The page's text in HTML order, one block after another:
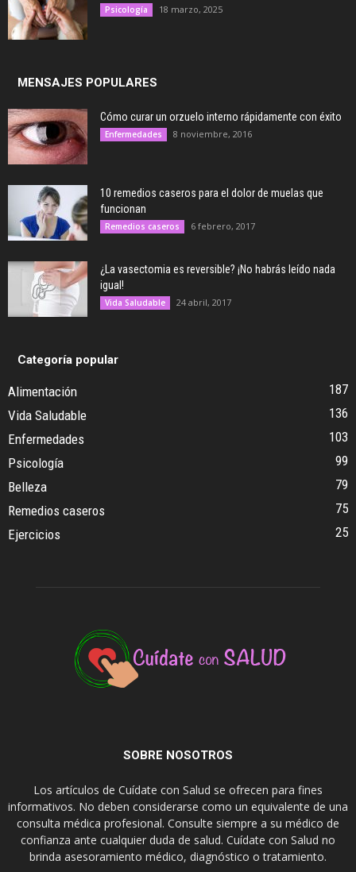
Psicología 18 marzo, 2025
MENSAJES POPULARES
Cómo curar un orzuelo interno rápidamente con éxito
Enfermedades 8 noviembre, 2016
10 remedios caseros para el dolor de muelas que
funcionan
Remedios caseros 6 febrero, 2017
¿La vasectomia es reversible? ¡No habrás leído nada
igual!
Vida Saludable 24 abril, 2017
Categoría popular
Alimentación
187
Vida Saludable
136
Enfermedades
103
Psicología
99
Belleza
79
Remedios caseros
75
Ejercicios
25
SOBRE NOSOTROS
Los artículos de Cuídate con Salud se ofrecen para fines
informativos. No deben considerarse como un equivalente de una
consulta médica profesional. Consulte siempre a su médico de
confianza ante cualquier duda de salud. Cuídate con Salud no
brinda asesoramiento médico, diagnóstico o tratamiento.